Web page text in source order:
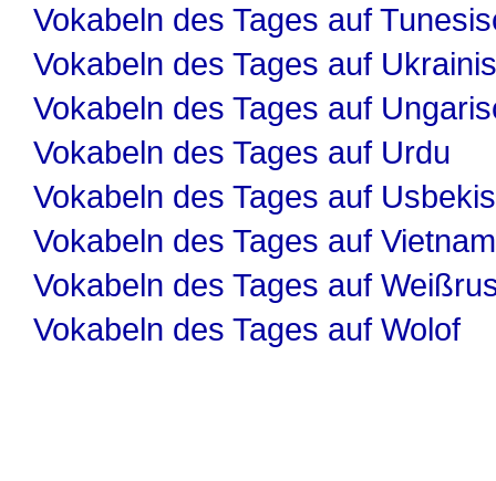
Vokabeln des Tages auf
Vokabeln des Tages auf
Vokabeln des Tages auf
Vokabeln des Tages auf Urdu
Vokabeln des Tages auf
Vokabeln des Tages auf
Vokabeln des Tages auf
Vokabeln des Tages auf Wolof